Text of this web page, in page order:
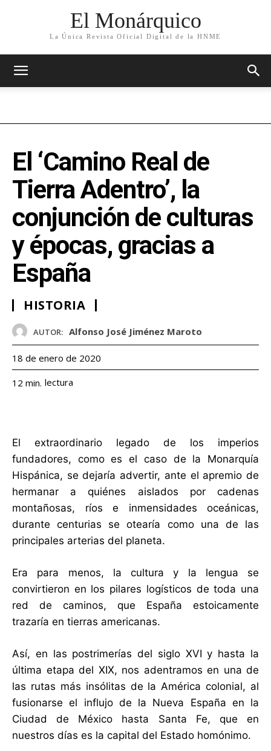
El Monárquico
La Única Revista Oficial Digital de la HNME
El ‘Camino Real de
Tierra Adentro’, la
conjunción de culturas
y épocas, gracias a
España
HISTORIA
AUTOR: Alfonso José Jiménez Maroto
18 de enero de 2020
12 min. lectura
El extraordinario legado de los imperios
fundadores, como es el caso de la Monarquía
Hispánica, se dejaría advertir, ante el apremio de
hermanar a quiénes aislados por cadenas
montañosas, ríos e inmensidades oceánicas,
durante centurias se otearía como una de las
principales arterias del planeta.
Era para menos, la cultura y la lengua se
convirtieron en los pilares logísticos de toda una
red de caminos, que España estoicamente
trazaría en tierras americanas.
Así, en las postrimerías del siglo XVI y hasta la
última etapa del XIX, nos adentramos en una de
las rutas más insólitas de la América colonial, al
fusionarse el influjo de la Nueva España en la
Ciudad de México hasta Santa Fe, que en
nuestros días es la capital del Estado homónimo.